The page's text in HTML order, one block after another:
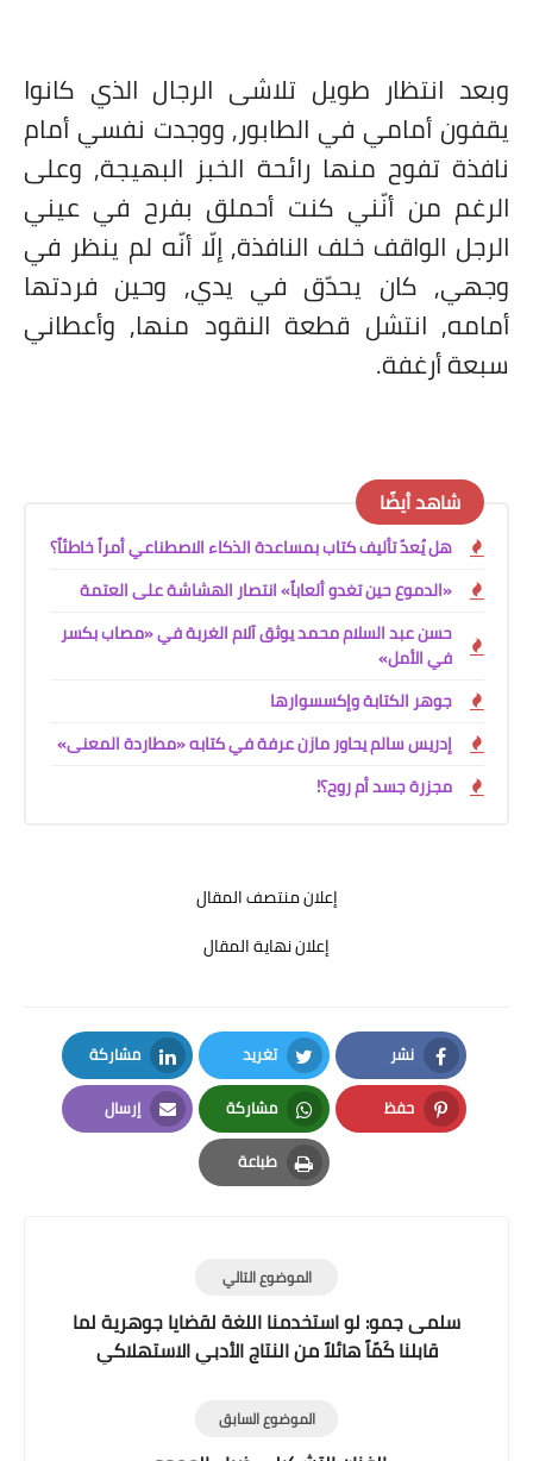
وبعد انتظار طويل تلاشى الرجال الذي كانوا
يقفون أمامي في الطابور, ووجدت نفسي أمام
نافذة تفوح منها رائحة الخبز البهيجة, وعلى
الرغم من أنّني كنت أحملق بفرح في عيني
الرجل الواقف خلف النافذة, إلّا أنّه لم ينظر في
وجهي, كان يحدّق في يدي, وحين فردتها
أمامه, انتشل قطعة النقود منها, وأعطاني
سبعة أرغفة.
شاهد أيضًا
هل يُعدّ تأليف كتاب بمساعدة الذكاء الاصطناعي أمراً خاطئاً؟
«الدموع حين تغدو ألعاباً» انتصار الهشاشة على العتمة
حسن عبد السلام محمد يوثق آلام الغربة في «مصاب بكسر
في الأمل»
جوهر الكتابة وإكسسوارها
إدريس سالم يحاور مازن عرفة في كتابه «مطاردة المعنى»
مجزرة جسد أم روح؟!
إعلان منتصف المقال
إعلان نهاية المقال
نشر
Facebook
تغريد
Twitter
مشاركة
LinkedIn
حفظ
Pinterest
مشاركة
Whatsapp
إرسال
Email
طباعة
Print
الموضوع التالي
سلمى جمو: لو استخدمنا اللغة لقضايا جوهرية لما
قابلنا كَمّاً هائلاً من النتاج الأدبي الاستهلاكي
الموضوع السابق